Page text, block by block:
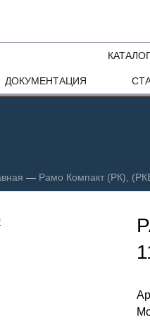
ДОКУМЕНТАЦИЯ
— Рамо Компакт (РК),